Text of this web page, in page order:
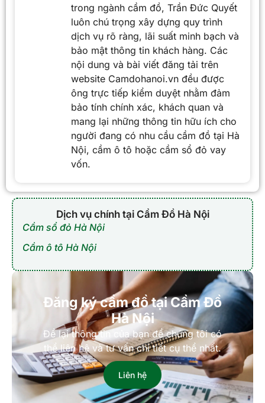
trong ngành cầm đồ, Trần Đức Quyết
luôn chú trọng xây dựng quy trình
dịch vụ rõ ràng, lãi suất minh bạch và
bảo mật thông tin khách hàng. Các
nội dung và bài viết đăng tải trên
website Camdohanoi.vn đều được
ông trực tiếp kiểm duyệt nhằm đảm
bảo tính chính xác, khách quan và
mang lại những thông tin hữu ích cho
người đang có nhu cầu cầm đồ tại Hà
Nội, cầm ô tô hoặc cầm sổ đỏ vay
vốn.
Dịch vụ chính tại Cầm Đồ Hà Nội
Cầm sổ đỏ Hà Nội
Cầm ô tô Hà Nội
Đăng ký cầm đồ tại Cầm Đồ
Hà Nội
Để lại thông tin của bạn để chúng tôi có
thể liên hệ và tư vấn chi tiết cụ thể nhất.
Liên hệ